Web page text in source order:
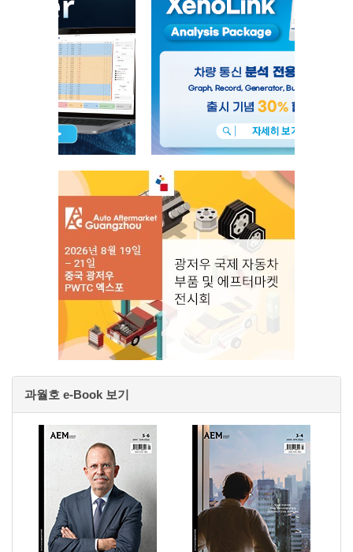
과월호 e-Book 보기